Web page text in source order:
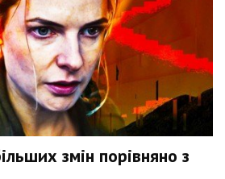
змін порівняно з